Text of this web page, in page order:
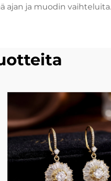
ajan ja muodin vaihteluita.